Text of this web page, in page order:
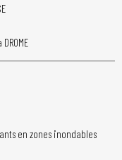
en zones inondables